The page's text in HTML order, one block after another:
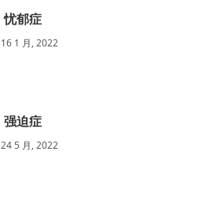
忧郁症
16 1 月, 2022
强迫症
24 5 月, 2022